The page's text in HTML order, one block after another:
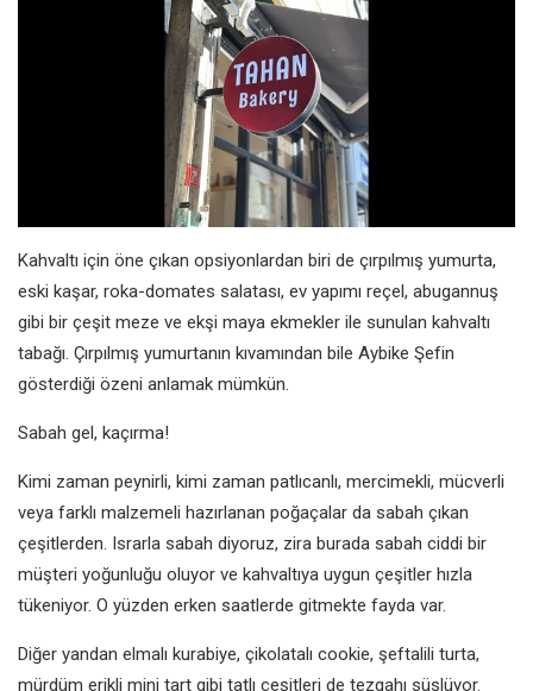
Kahvaltı için öne çıkan opsiyonlardan biri de çırpılmış yumurta,
eski kaşar, roka-domates salatası, ev yapımı reçel, abugannuş
gibi bir çeşit meze ve ekşi maya ekmekler ile sunulan kahvaltı
tabağı. Çırpılmış yumurtanın kıvamından bile Aybike Şefin
gösterdiği özeni anlamak mümkün.
Sabah gel, kaçırma!
Kimi zaman peynirli, kimi zaman patlıcanlı, mercimekli, mücverli
veya farklı malzemeli hazırlanan poğaçalar da sabah çıkan
çeşitlerden. Israrla sabah diyoruz, zira burada sabah ciddi bir
müşteri yoğunluğu oluyor ve kahvaltıya uygun çeşitler hızla
tükeniyor. O yüzden erken saatlerde gitmekte fayda var.
Diğer yandan elmalı kurabiye, çikolatalı cookie, şeftalili turta,
mürdüm erikli mini tart gibi tatlı çeşitleri de tezgahı süslüyor.